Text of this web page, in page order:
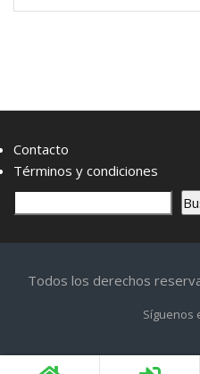
Contacto
Términos y condiciones
s
Todos los derechos
Síguenos